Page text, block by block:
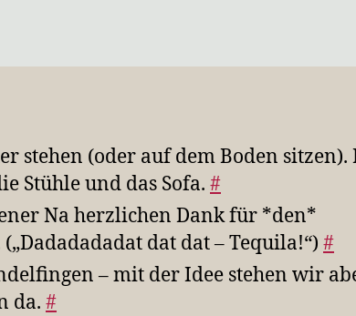
stehen (oder auf dem Boden sitzen).
Stühle und das Sofa. #
Na herzlichen Dank für *den*
dat dat – Tequila!“) #
– mit der Idee stehen wir
da. #